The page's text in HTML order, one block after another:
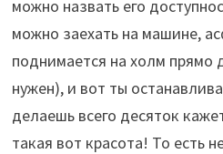
можно назвать его
можно заехать на машине,
поднимается на холм прямо
нужен), и вот ты
делаешь всего десяток
такая вот красота! То есть